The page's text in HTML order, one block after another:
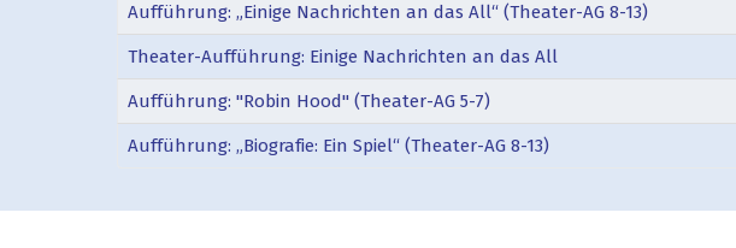
Aufführung: „Einige Nachrichten an das All“ (Theater-AG 8-13)
Theater-Aufführung: Einige Nachrichten an das All
Aufführung: "Robin Hood" (Theater-AG 5-7)
Aufführung: „Biografie: Ein Spiel“ (Theater-AG 8-13)